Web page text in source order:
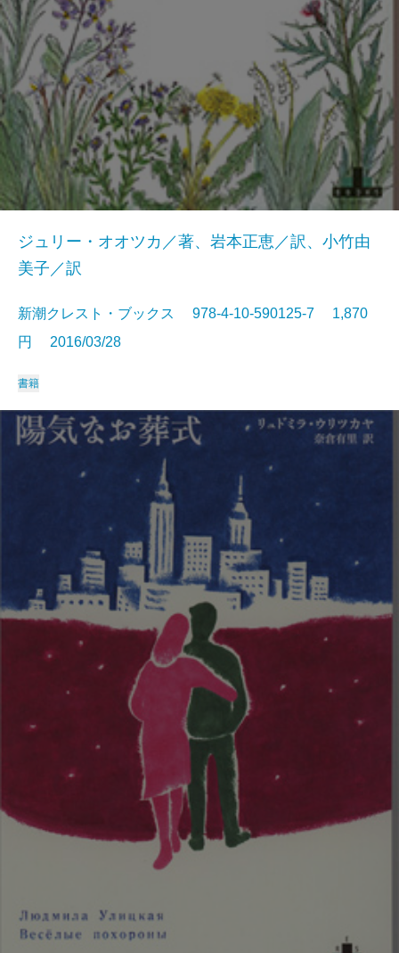
ジュリー・オオツカ／著、岩本正恵／訳、小竹由
美子／訳
新潮クレスト・ブックス 978-4-10-590125-7 1,870
円 2016/03/28
書籍